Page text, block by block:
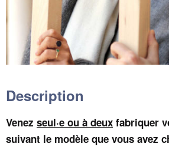
Description
Venez seul·e ou à deux fabriquer
suivant le modèle que vous avez